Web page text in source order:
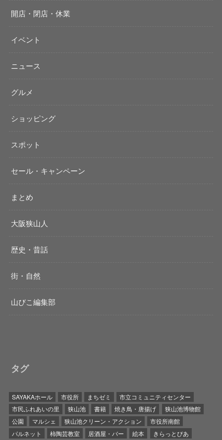
開店・閉店・休業
イベント
ニュース
グルメ
ショッピング
スポット
セール・キャンペーン
まとめ
大阪狭山人
歴史・昔話
街・自然
山びこ編集部
タグ
SAYAKAホール 市役所 まちゼミ
市立コミュニティセンター
市民ふれあいの里
狭山池 書籍 焼き鳥・唐揚げ
狭山池博物館
公園
マルシェ 狭山池クリーン・アクション
市役所南館
パルネット
柿陶芸教室 居酒屋・バー 絵本
きらっとぴあ